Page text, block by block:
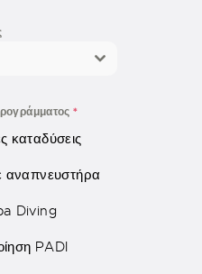
*
καταδύσεις
αναπνευστήρα
Diving
PADI